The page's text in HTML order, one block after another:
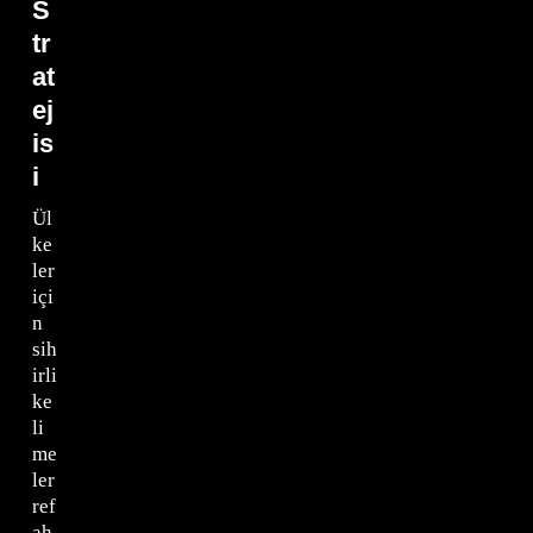
S
tr
at
ej
is
i
Ül
ke
ler
içi
n
sih
irli
ke
li
me
ler
ref